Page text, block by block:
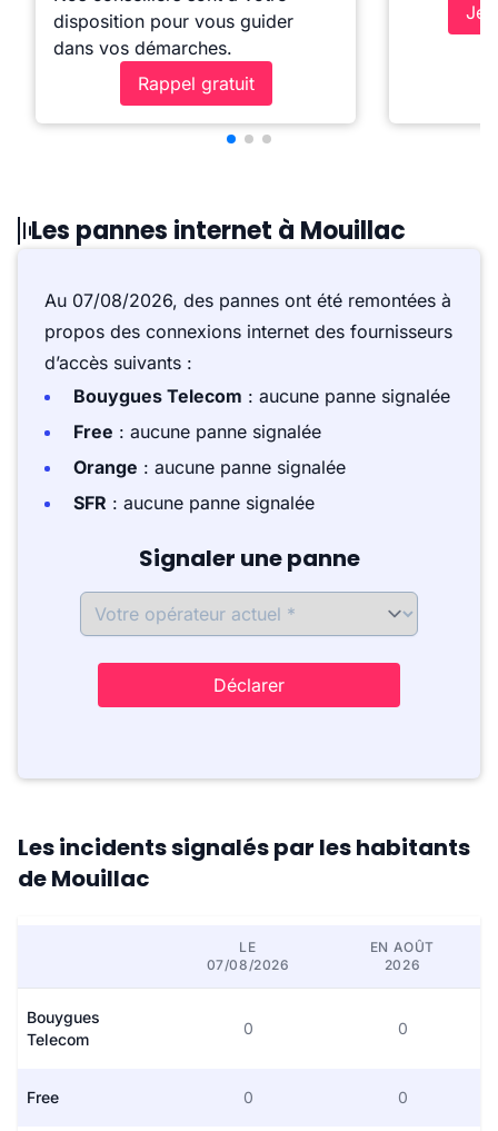
disposition pour vous guider
dans vos démarches.
Rappel gratuit
Je
Les pannes internet à Mouillac
Au 07/08/2026, des pannes ont été remontées à
propos des connexions internet des fournisseurs
d’accès suivants :
Bouygues Telecom : aucune panne signalée
Free : aucune panne signalée
Orange : aucune panne signalée
SFR : aucune panne signalée
Signaler une panne
Déclarer
Les incidents signalés par les habitants
de Mouillac
LE
07/08/2026
EN AOÛT
2026
Bouygues
Telecom
0 0
Free 0 0